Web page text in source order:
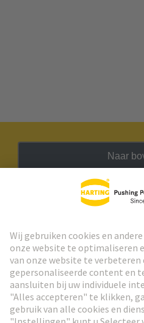
Naar
Ga naar registratie
Social Media